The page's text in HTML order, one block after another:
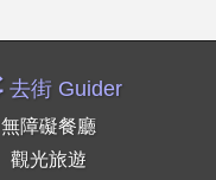
去街 Guider
無障礙餐廳
觀光旅遊